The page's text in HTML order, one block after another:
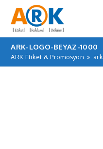
ARK-LOGO-BEYAZ-1000
ARK Etiket & Promosyon »